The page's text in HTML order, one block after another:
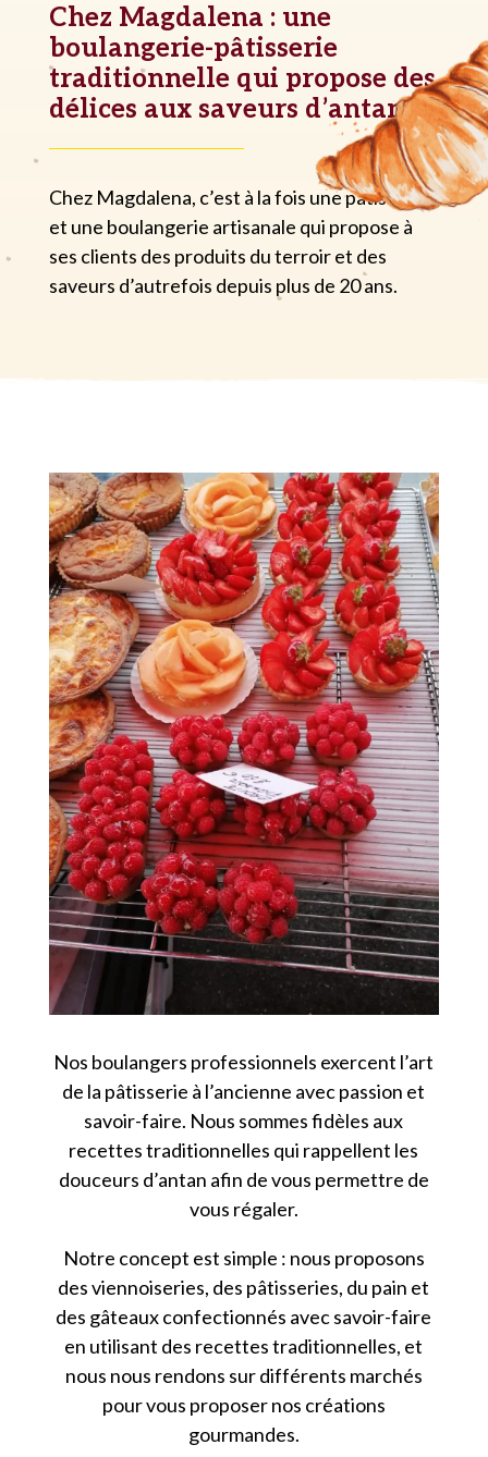
Chez Magdalena : une
boulangerie-pâtisserie
traditionnelle qui propose des
délices aux saveurs d’antan
Chez Magdalena, c’est à la fois une pâtisserie
et une boulangerie artisanale qui propose à
ses clients des produits du terroir et des
saveurs d’autrefois depuis plus de 20 ans.
Nos boulangers professionnels exercent l’art
de la pâtisserie à l’ancienne avec passion et
savoir-faire. Nous sommes fidèles aux
recettes traditionnelles qui rappellent les
douceurs d’antan afin de vous permettre de
vous régaler.
Notre concept est simple : nous proposons
des viennoiseries, des pâtisseries, du pain et
des gâteaux confectionnés avec savoir-faire
en utilisant des recettes traditionnelles, et
nous nous rendons sur différents marchés
pour vous proposer nos créations
gourmandes.